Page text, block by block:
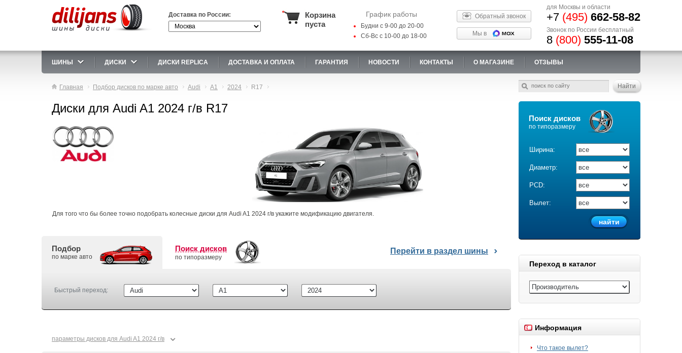
Доставка по России:
Корзина
пуста
График работы
Будни с 9-00 до 20-00
Сб-Вс с 10-00 до 18-00
Обратный звонок
Мы в
для Москвы и области
+7 (495) 662-58-82
Звонок по России бесплатный
8 (800) 555-11-08
ШИНЫ ДИСКИ ДИСКИ REPLICA ДОСТАВКА И ОПЛАТА ГАРАНТИЯ НОВОСТИ КОНТАКТЫ О МАГАЗИНЕ ОТЗЫВЫ
Главная Подбор дисков по марке авто Audi A1 2024 R17
Поиск дисков
по типоразмеру
Ширина:
Диаметр:
PCD:
Вылет:
Переход в каталог
Информация
Что такое вылет?
Диски для Audi A1 2024 г/в R17
Для того что бы более точно подобрать колесные диски для Audi A1 2024 г/в укажите модификацию двигателя.
Перейти в раздел шины
Подбор
по марке авто
Поиск дисков
по типоразмеру
Быстрый переход:
параметры дисков для Audi A1 2024 г/в ⌄